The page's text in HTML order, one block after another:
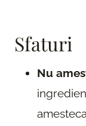
Sfaturi
Nu